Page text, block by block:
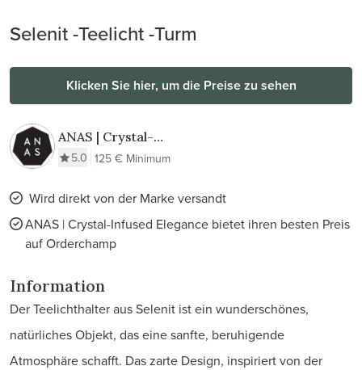
Selenit -Teelicht -Turm
Klicken Sie hier, um die Preise zu sehen
ANAS | Crystal-
Infused Elegance
5.0 125 € Minimum
Wird direkt von der Marke versandt
ANAS | Crystal-Infused Elegance bietet ihren besten Preis
auf Orderchamp
Information
Der Teelichthalter aus Selenit ist ein wunderschönes,
natürliches Objekt, das eine sanfte, beruhigende
Atmosphäre schafft. Das zarte Design, inspiriert von der